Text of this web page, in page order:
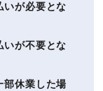
いが必要とな
いが不要とな
部休業した場